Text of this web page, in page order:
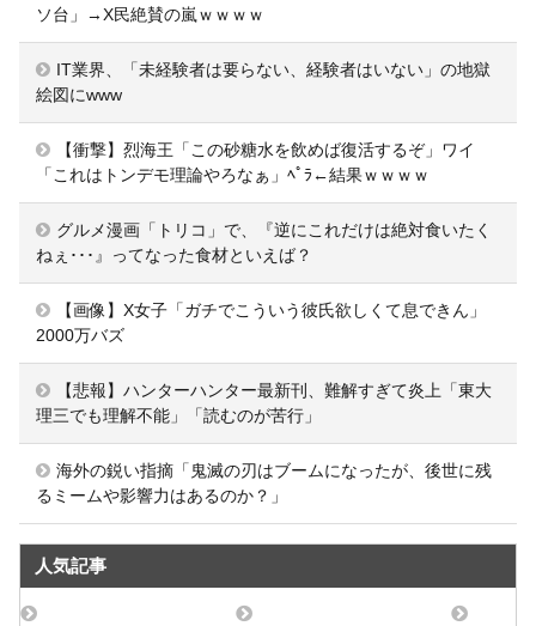
ソ台」→X民絶賛の嵐ｗｗｗｗ
IT業界、「未経験者は要らない、経験者はいない」の地獄
絵図にwww
【衝撃】烈海王「この砂糖水を飲めば復活するぞ」ワイ
「これはトンデモ理論やろなぁ」ﾍﾟﾗ←結果ｗｗｗｗ
グルメ漫画「トリコ」で、『逆にこれだけは絶対食いたく
ねぇ･･･』ってなった食材といえば？
【画像】X女子「ガチでこういう彼氏欲しくて息できん」
2000万バズ
【悲報】ハンターハンター最新刊、難解すぎて炎上「東大
理三でも理解不能」「読むのが苦行」
海外の鋭い指摘「鬼滅の刃はブームになったが、後世に残
るミームや影響力はあるのか？」
人気記事